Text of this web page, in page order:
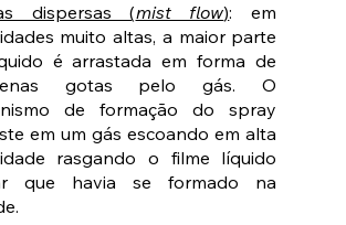
dispersas (mist flow): em
muito altas, a maior parte
é arrastada em forma de
gotas pelo gás. O
de formação do spray
em um gás escoando em alta
rasgando o filme líquido
que havia se formado na